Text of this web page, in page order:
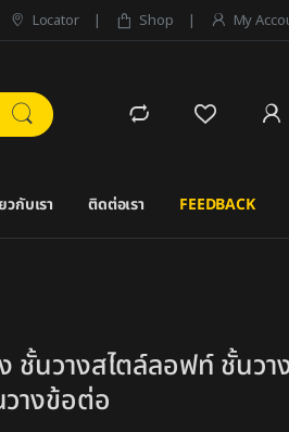
Locator Shop My
วกับเรา ติดต่อเรา FEEDBACK
ชั้นวางสไตล์ลอฟท์ ชั้นวา
างข้อต่อ